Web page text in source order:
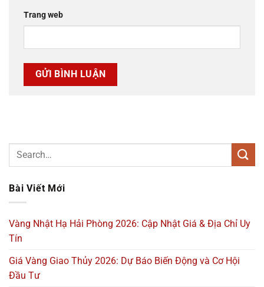
Trang web
Bài Viết Mới
Vàng Nhật Hạ Hải Phòng 2026: Cập Nhật Giá & Địa Chỉ Uy
Tín
Giá Vàng Giao Thủy 2026: Dự Báo Biến Động và Cơ Hội
Đầu Tư